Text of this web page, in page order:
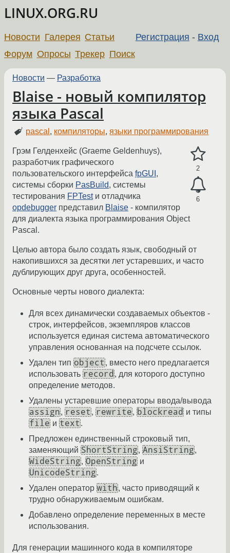
LINUX.ORG.RU
Регистрация - Вход
Новости Галерея Статьи
Форум Опросы Трекер Поиск
Новости — Разработка
Blaise - новый компилятор
языка Pascal
pascal , компиляторы,языки программирования
2
6
Грэм Гелденхейс (Graeme Geldenhuys),
разработчик графического
пользовательского интерфейса fpGUI ,
системы сборки PasBuild, системы
тестирования FPTestи отладчика
opdebugger представил Blaise - компилятор
для диалекта языка программирования Object
Pascal.
Целью автора было создать язык, свободный от
накопившихся за десятки лет устаревших, и часто
дублирующих друг друга, особенностей.
Основные черты нового диалекта:
Для всех динамически создаваемых объектов -
строк, интерфейсов, экземпляров классов
используется единая система автоматического
управления основанная на подсчете ссылок.
Удален тип object , вместо него предлагается
использовать record , для которого доступно
определение методов.
Удалены устаревшие операторы ввода/вывода
assign, reset , rewrite, blockread и типы
file и text .
Предложен единственный строковый тип,
заменяющий ShortString, AnsiString,
WideString, OpenString и
UnicodeString.
Удален оператор with, часто приводящий к
трудно обнаруживаемым ошибкам.
Добавлено определение переменных в месте
использования.
Для генерации машинного кода в компиляторе